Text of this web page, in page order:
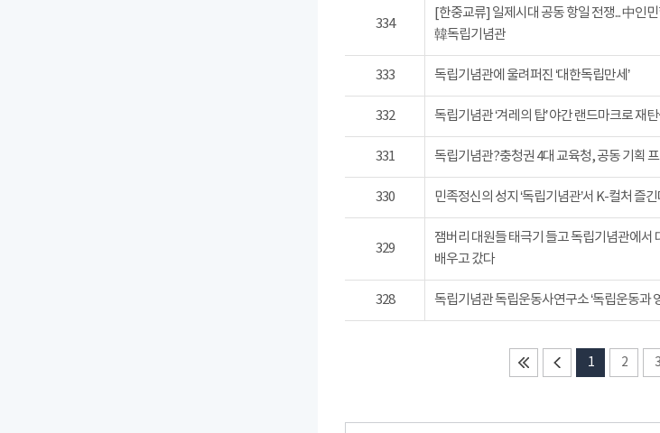
334
[한중교류] 일제시대 공동 항일 전쟁... 中인
韓독립기념관
333 독립기념관에 울려퍼진 ‘대한독립만세’
332 독립기념관 ‘겨레의 탑’ 야간 랜드마크로 재
331 독립기념관?충청권 4대 교육청, 공동 기획
330 민족정신의 성지 ‘독립기념관’서 K-컬처 즐
329
잼버리 대원들 태극기 들고 독립기념관에서
배우고 갔다
328 독립기념관 독립운동사연구소 ‘독립운동과
1 2 3